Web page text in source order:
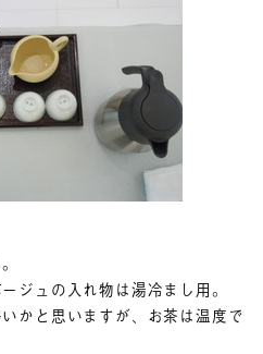
ジュの入れ物は湯冷まし用。
かと思いますが、お茶は温度で